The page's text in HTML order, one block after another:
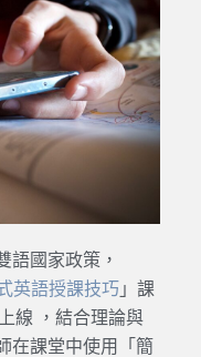
語國家政策，
英語授課技巧 」課
線 ，結合理論與
在課堂中使用「簡